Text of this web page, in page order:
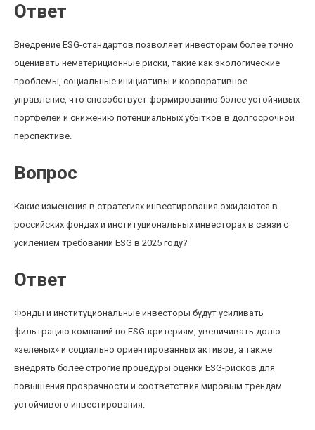
Ответ
Внедрение ESG-стандартов позволяет инвесторам более точно
оценивать нематериционные риски, такие как экологические
проблемы, социальные инициативы и корпоративное
управление, что способствует формированию более устойчивых
портфелей и снижению потенциальных убытков в долгосрочной
перспективе.
Вопрос
Какие изменения в стратегиях инвестирования ожидаются в
российских фондах и институциональных инвесторах в связи с
усилением требований ESG в 2025 году?
Ответ
Фонды и институциональные инвесторы будут усиливать
фильтрацию компаний по ESG-критериям, увеличивать долю
«зеленых» и социально ориентированных активов, а также
внедрять более строгие процедуры оценки ESG-рисков для
повышения прозрачности и соответствия мировым трендам
устойчивого инвестирования.